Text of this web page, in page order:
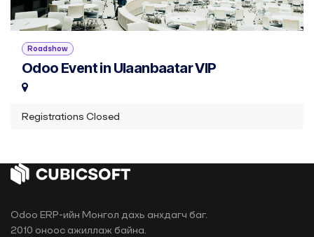
Roadshow
Odoo Event in Ulaanbaatar VIP
Registrations Closed
Odoo ERP-ийн Монгол дахь анхдагч баг.
2010 оноос ажиллаж байна.